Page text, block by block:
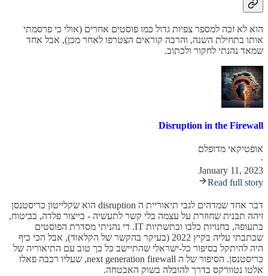
הוא לא זכה למספר צפיות גדול כמו פוסטים אחרים (אולי כי פרסמתי
אותו בתחילת השנה, והרבה קוראים הצטרפו לאחר מכן), אבל אחד
שמאד נהנתי לחקור ולכתוב.
Disruption in the Firewall
אופטיקאי מדופלם
·
January 11, 2023
Read full story
דבר אחד שמדהים לגבי תיאוריית ה disruption הוא שקלייטון כריסטנסן
זיהה תבנית שחוזרת על עצמה בלי קשר לתעשיה - בייצור פלדה, בביטוח,
בתעופה, בחנויות כלבו ובתשתיות IT. די נהניתי מסדרת הפוסטים
שכתבתי עליה בקיץ 2022 (בעיקר בהקשר של הקלאוד), אבל הכי כיף
היה להיתקל בסיפור כל-ישראלי שהתיישב כל כך טוב עם התיאוריה של
כריסטנסן. הסיפור של ה next generation firewall, שעליו רכבה פאלו
אלטו נטוורקס בדרך להובלה בשוק האבטחה.